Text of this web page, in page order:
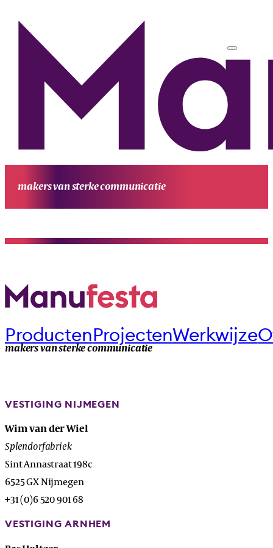
makers van sterke communicatie
makers van sterke communicatie
ProductenProjectenWerkwijze
VESTIGING NIJMEGEN
Wim van der Wiel
Splendorfabriek
Sint Annastraat 198c
6525 GX Nijmegen
+31 (0)6 520 901 68
VESTIGING ARNHEM